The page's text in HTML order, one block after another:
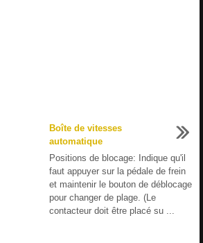
Boîte de vitesses
automatique
Positions de blocage: Indique qu'il
faut appuyer sur la pédale de frein
et maintenir le bouton de déblocage
pour changer de plage. (Le
contacteur doit être placé su ...